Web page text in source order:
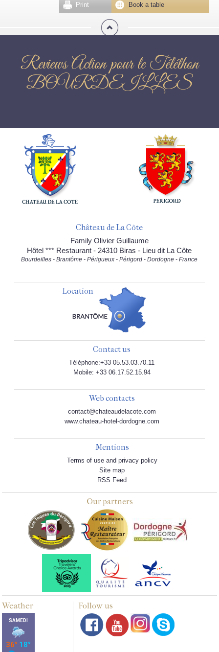
Book a table
Print
Reviews Action pour le Téléthon
BOURDEILLES
Château de La Côte
Family Olivier Guillaume
Hôtel *** Restaurant - 24310 Biras - Lieu dit La Côte
Bourdeilles - Brantôme - Périgueux - Périgord - Dordogne - France
Location
Contact us
Téléphone:+33 05.53.03.70.11
Mobile: +33 06.17.52.15.94
Web contacts
contact@chateaudelacote.com
www.chateau-hotel-dordogne.com
Mentions
Terms of use and privacy policy
Site map
RSS Feed
Our partners
Weather Follow us